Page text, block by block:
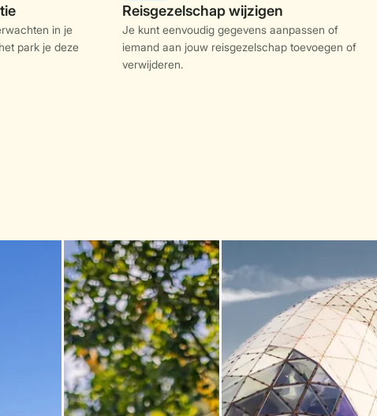
in je
park je deze
Je kunt eenvoudig gegevens aanpassen of
iemand aan jouw reisgezelschap toevoegen of
verwijderen.